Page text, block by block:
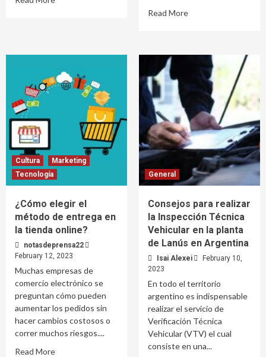
Read More
Cultura
Marketing
Tecnología
¿Cómo elegir el
método de entrega en
la tienda online?
notasdeprensa22
February 12, 2023
Muchas empresas de
comercio electrónico se
preguntan cómo pueden
aumentar los pedidos sin
hacer cambios costosos o
correr muchos riesgos....
Read More
General
Consejos para realizar
la Inspección Técnica
Vehicular en la planta
de Lanús en Argentina
Isai Alexei
February 10,
2023
En todo el territorio
argentino es indispensable
realizar el servicio de
Verificación Técnica
Vehicular (VTV) el cual
consiste en una...